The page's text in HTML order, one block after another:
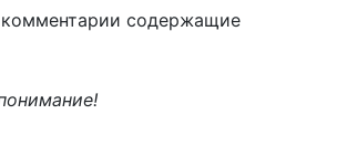
содержащие